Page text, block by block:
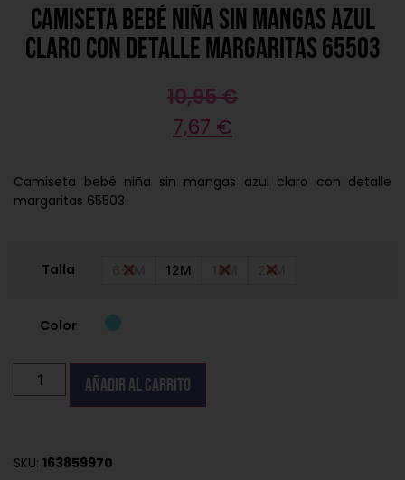
Camiseta bebé niña sin mangas azul
claro con detalle margaritas 65503
10,95€
7,67 €
Camiseta bebé niña sin mangas azul claro con detalle
margaritas 65503
Talla 6-9M 12M 18M 24M
Color
Añadir al carrito
SKU: 163859970